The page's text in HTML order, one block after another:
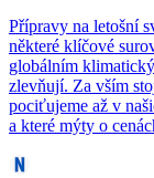
Přípravy na letošní
některé klíčové
globálním
zlevňují. Za vším
pociťujeme až v
a které mýty o